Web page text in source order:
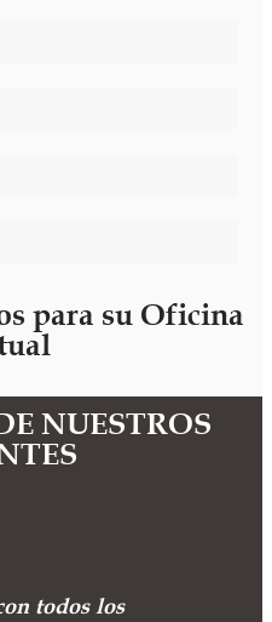
para su Oficina
NUESTROS
todos los